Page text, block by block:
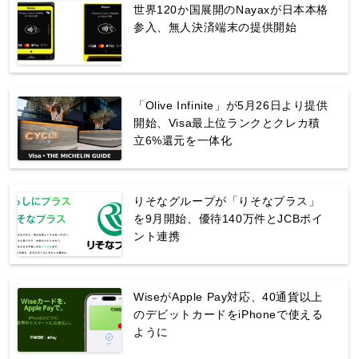
世界120か国展開のNayaxが日本本格
参入、無人決済端末の提供開始
「Olive Infinite」が5月26日より提供
開始、Visa最上位ランクとクレカ積
立6%還元を一体化
りそなグループが「りそなプラス」
を9月開始、優待140万件とJCBポイ
ント連携
WiseがApple Pay対応、40通貨以上
のデビットカードをiPhoneで使える
ように